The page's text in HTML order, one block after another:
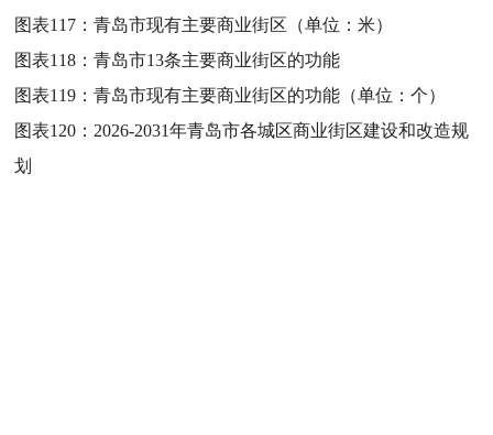
图表117：青岛市现有主要商业街区（单位：米）
图表118：青岛市13条主要商业街区的功能
图表119：青岛市现有主要商业街区的功能（单位：个）
图表120： 2026-2031年青岛市各城区商业街区建设和改造规
划